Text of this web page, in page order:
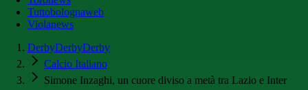
Tuttobolognaweb
Violanews
DerbyDerbyDerby
Calcio Italiano
Simone Inzaghi, un cuore diviso a metà tra Lazio e Inter